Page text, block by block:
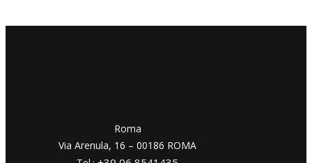
​​Roma
Via Arenula, 16 – 00186 ROMA